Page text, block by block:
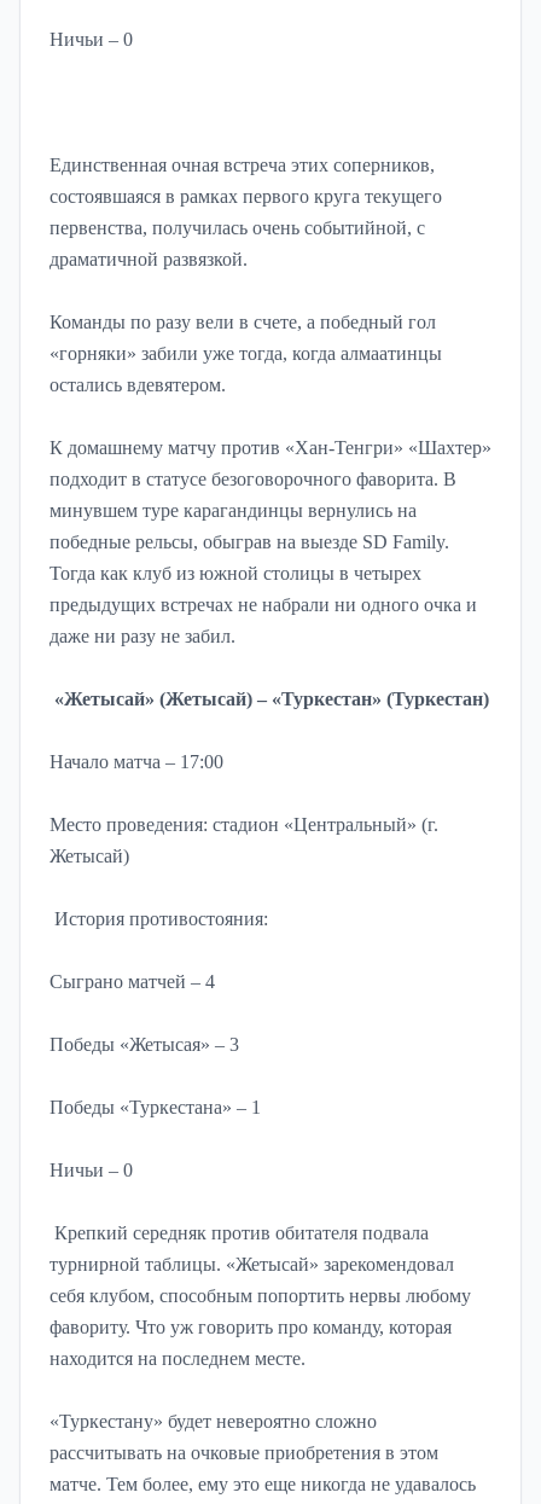
Ничьи – 0
Единственная очная встреча этих соперников,
состоявшаяся в рамках первого круга текущего
первенства, получилась очень событийной, с
драматичной развязкой.
Команды по разу вели в счете, а победный гол
«горняки» забили уже тогда, когда алмаатинцы
остались вдевятером.
К домашнему матчу против «Хан-Тенгри» «Шахтер»
подходит в статусе безоговорочного фаворита. В
минувшем туре карагандинцы вернулись на
победные рельсы, обыграв на выезде SD Family.
Тогда как клуб из южной столицы в четырех
предыдущих встречах не набрали ни одного очка и
даже ни разу не забил.
«Жетысай» (Жетысай) – «Туркестан» (Туркестан)
Начало матча – 17:00
Место проведения: стадион «Центральный» (г.
Жетысай)
История противостояния:
Сыграно матчей – 4
Победы «Жетысая» – 3
Победы «Туркестана» – 1
Ничьи – 0
Крепкий середняк против обитателя подвала
турнирной таблицы. «Жетысай» зарекомендовал
себя клубом, способным попортить нервы любому
фавориту. Что уж говорить про команду, которая
находится на последнем месте.
«Туркестану» будет невероятно сложно
рассчитывать на очковые приобретения в этом
матче. Тем более, ему это еще никогда не удавалось